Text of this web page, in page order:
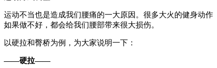
运动不当也是造成我们腰痛的一大原因。很多大火的健身动作
如果做不好，都会给我们腰部带来很大损伤。
以硬拉和臀桥为例，为大家说明一下：
——硬拉——